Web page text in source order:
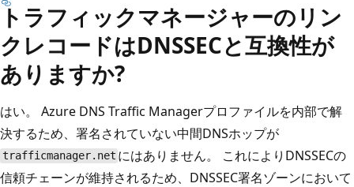
トラフィックマネージャーのリン
クレコードはDNSSECと互換性が
ありますか?
はい。 Azure DNS Traffic Managerプロファイルを内部で解
決するため、署名されていない中間DNSホップが
trafficmanager.net にはありません。 これによりDNSSECの
信頼チェーンが維持されるため、DNSSEC署名ゾーンにおいて